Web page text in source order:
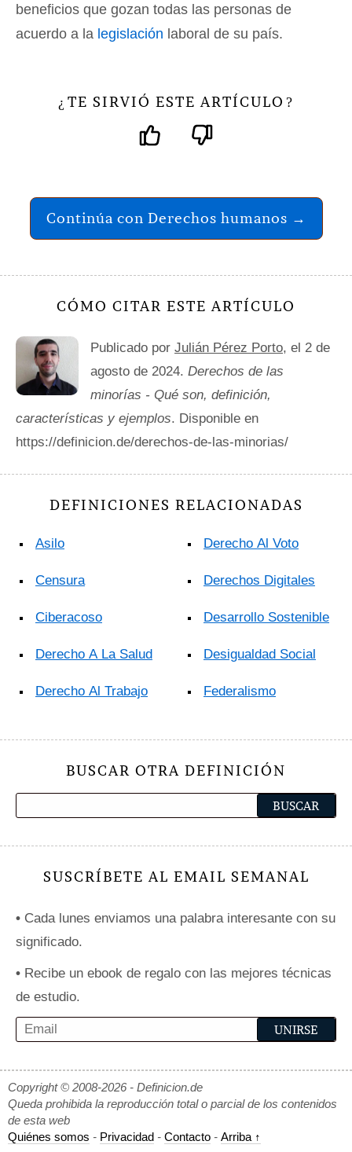
beneficios que gozan todas las personas de
acuerdo a la legislación laboral de su país.
¿ TE SIRVIÓ ESTE ARTÍCULO ?
Continúa con Derechos humanos →
CÓMO CITAR ESTE ARTÍCULO
Publicado por Julián Pérez Porto, el 2 de
agosto de 2024. Derechos de las
minorías - Qué son, definición,
características y ejemplos. Disponible en
https://definicion.de/derechos-de-las-minorias/
DEFINICIONES RELACIONADAS
Asilo
Censura
Ciberacoso
Derecho A La Salud
Derecho Al Trabajo
Derecho Al Voto
Derechos Digitales
Desarrollo Sostenible
Desigualdad Social
Federalismo
BUSCAR OTRA DEFINICIÓN
SUSCRÍBETE AL EMAIL SEMANAL
• Cada lunes enviamos una palabra interesante con su
significado.
• Recibe un ebook de regalo con las mejores técnicas
de estudio.
Copyright © 2008-2026 - Definicion.de
Queda prohibida la reproducción total o parcial de los contenidos
de esta web
Quiénes somos - Privacidad - Contacto - Arriba ↑